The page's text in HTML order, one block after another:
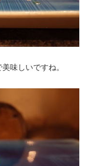
味しいですね。